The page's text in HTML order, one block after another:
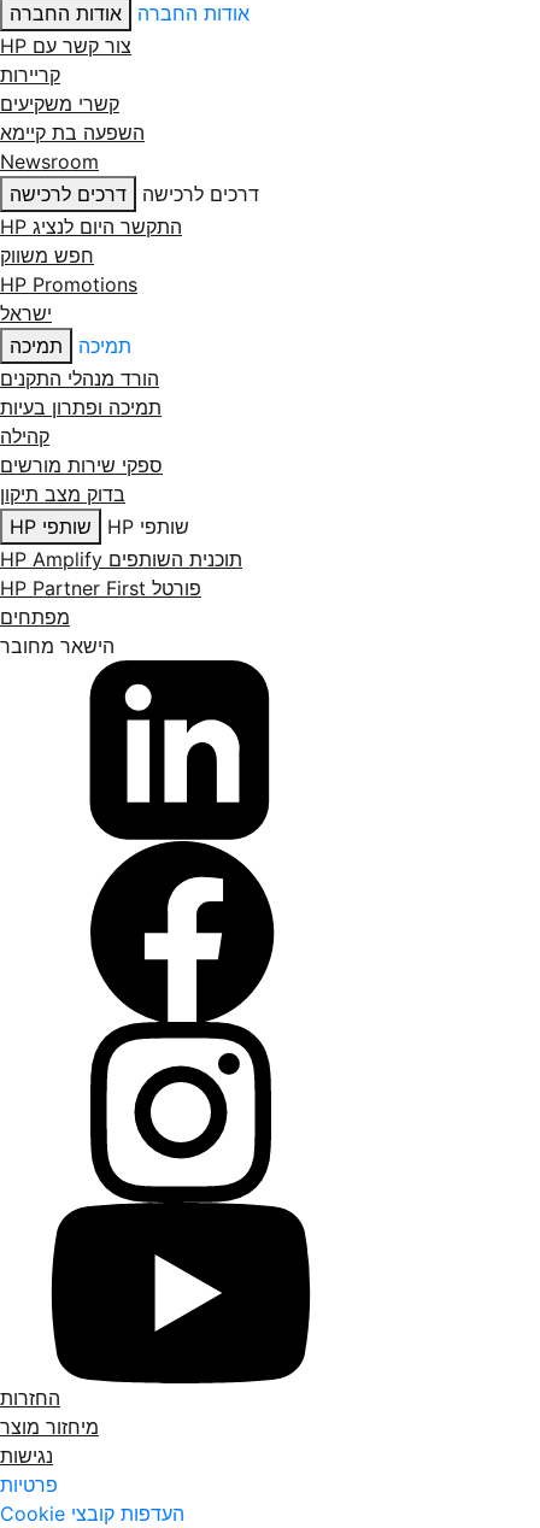
אודות החברה
אודות החברה
צור קשר עם ‏HP
קריירות
קשרי משקיעים
השפעה בת קיימא
Newsroom
דרכים לרכישה
דרכים לרכישה
התקשר היום לנציג HP
חפש משווק
HP Promotions
ישראל
תמיכה
תמיכה
הורד מנהלי התקנים
תמיכה ופתרון בעיות
קהילה
ספקי שירות מורשים
בדוק מצב תיקון
שותפי HP
שותפי HP
תוכנית השותפים HP Amplify
פורטל HP Partner First
מפתחים
הישאר מחובר
החזרות
מיחזור מוצר
נגישות
פרטיות
העדפות קובצי Cookie